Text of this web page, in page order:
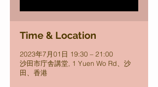
Time & Location
2023年7月01日 19:30 – 21:00
沙田市庁舎講堂, 1 Yuen Wo Rd、沙
田、香港